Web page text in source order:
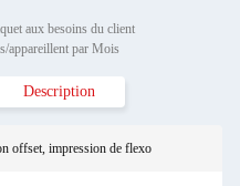
aux besoins du client
appareillent par Mois
Description
offset, impression de flexo